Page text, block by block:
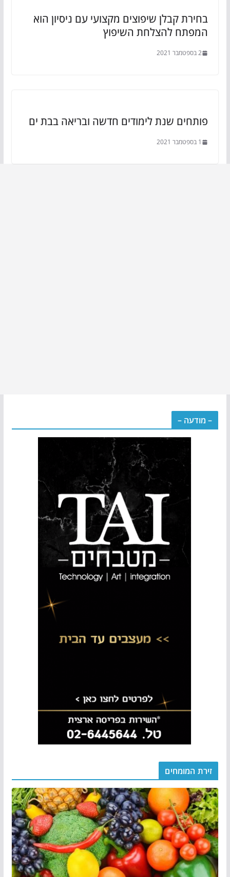
בחירת קבלן שיפוצים מקצועי עם ניסיון הוא
המפתח להצלחת השיפוץ
2 בספטמבר 2021
פותחים שנת לימודים חדשה ובריאה בבת ים
1 בספטמבר 2021
– מודעה –
זירת המומחים